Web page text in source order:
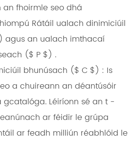
an fhoirmle seo dhá
Rátáil ualach dinimiciúil
agus an ualach imthacaí
($ P $) .
bhunúsach ($ C $) : Is
a chuireann an déantúsóir
Léiríonn sé an t -
ar féidir le grúpa
ar feadh milliún réabhlóid le